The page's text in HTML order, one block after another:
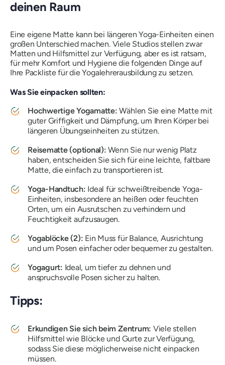
deinen Raum
Eine eigene Matte kann bei längeren Yoga-Einheiten einen
großen Unterschied machen. Viele Studios stellen zwar
Matten und Hilfsmittel zur Verfügung, aber es ist ratsam,
für mehr Komfort und Hygiene die folgenden Dinge auf
Ihre Packliste für die Yogalehrerausbildung zu setzen.
Was Sie einpacken sollten:
Hochwertige Yogamatte: Wählen Sie eine Matte mit
guter Griffigkeit und Dämpfung, um Ihren Körper bei
längeren Übungseinheiten zu stützen.
Reisematte (optional): Wenn Sie nur wenig Platz
haben, entscheiden Sie sich für eine leichte, faltbare
Matte, die einfach zu transportieren ist.
Yoga-Handtuch: Ideal für schweißtreibende Yoga-
Einheiten, insbesondere an heißen oder feuchten
Orten, um ein Ausrutschen zu verhindern und
Feuchtigkeit aufzusaugen.
Yogablöcke (2): Ein Muss für Balance, Ausrichtung
und um Posen einfacher oder bequemer zu gestalten.
Yogagurt: Ideal, um tiefer zu dehnen und
anspruchsvolle Posen sicher zu halten.
Tipps:
Erkundigen Sie sich beim Zentrum: Viele stellen
Hilfsmittel wie Blöcke und Gurte zur Verfügung,
sodass Sie diese möglicherweise nicht einpacken
müssen.